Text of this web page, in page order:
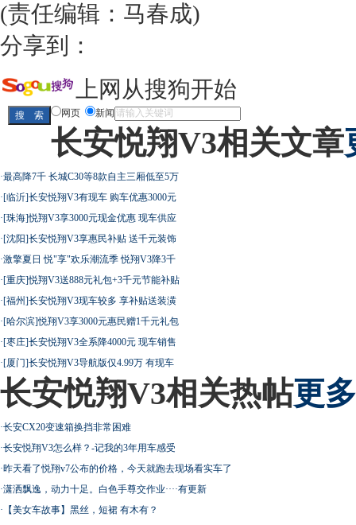
(责任编辑：马春成)
分享到：
上网从搜狗开始
网页 新闻
长安悦翔V3相关文章
·最高降7千 长城C30等8款自主三厢低至5万
·[临沂]长安悦翔V3有现车 购车优惠3000元
·[珠海]悦翔V3享3000元现金优惠 现车供应
·[沈阳]长安悦翔V3享惠民补贴 送千元装饰
·激擎夏日 悦"享"欢乐潮流季 悦翔V3降3千
·[重庆]悦翔V3送888元礼包+3千元节能补贴
·[福州]长安悦翔V3现车较多 享补贴送装潢
·[哈尔滨]悦翔V3享3000元惠民赠1千元礼包
·[枣庄]长安悦翔V3全系降4000元 现车销售
·[厦门]长安悦翔V3导航版仅4.99万 有现车
长安悦翔V3相关热帖更
·长安CX20变速箱换挡非常困难
·长安悦翔V3怎么样？-记我的3年用车感受
·昨天看了悦翔v7公布的价格，今天就跑去现场看实车了
·潇洒飘逸，动力十足。白色手尊交作业····有更新
· 【美女车故事】黑丝，短裙 有木有？